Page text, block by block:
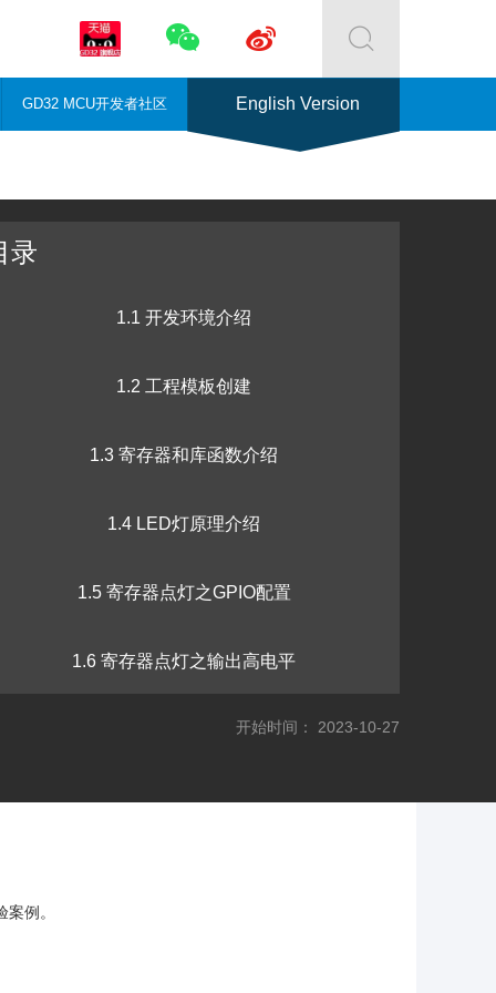

 
GD32 MCU开发者社区 English Version
录
1.1 开发环境介绍
1.2 工程模板创建
1.3 寄存器和库函数介绍
1.4 LED灯原理介绍
1.5 寄存器点灯之GPIO配置
1.6 寄存器点灯之输出高电平
1.7 VSCode安装
1.8 库函数点灯
开始时间： 2023-10-27
例。